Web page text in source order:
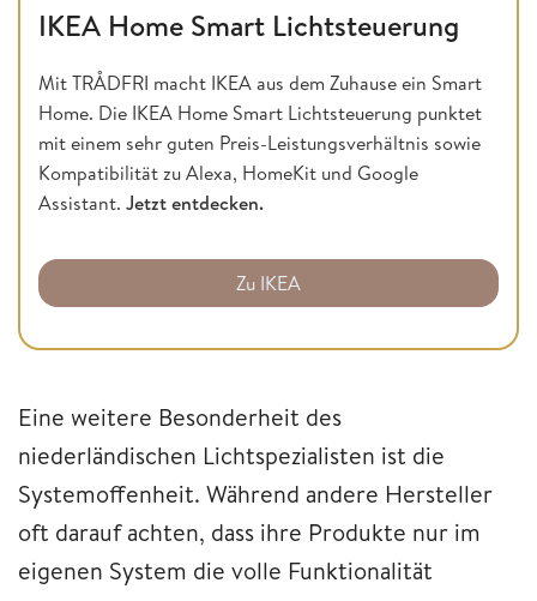
IKEA Home Smart Lichtsteuerung
Mit TRÅDFRI macht IKEA aus dem Zuhause ein Smart
Home. Die IKEA Home Smart Lichtsteuerung punktet
mit einem sehr guten Preis-Leistungsverhältnis sowie
Kompatibilität zu Alexa, HomeKit und Google
Assistant. Jetzt entdecken.
Zu IKEA
Eine weitere Besonderheit des
niederländischen Lichtspezialisten ist die
Systemoffenheit. Während andere Hersteller
oft darauf achten, dass ihre Produkte nur im
eigenen System die volle Funktionalität